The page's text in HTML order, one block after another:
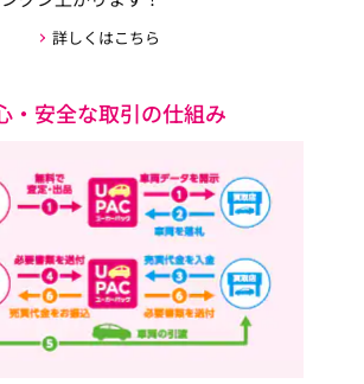
詳しくはこちら
・安全な取引の仕組み